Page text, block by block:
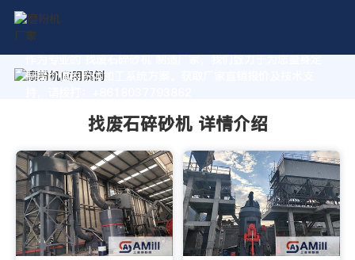
作为专业的 找废石碎砂机 制造厂家，我们致力于为您量身定
制高价值的粉体加工系统方案。获取厂家直销报价及技术支
找废石碎砂机 详情介绍